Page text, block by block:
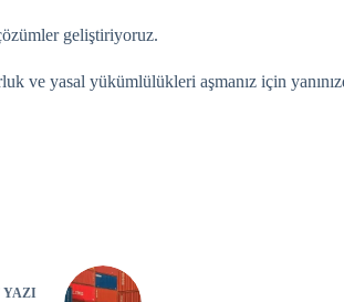
geliştiriyoruz.
yasal yükümlülükleri aşmanız için
YAZI